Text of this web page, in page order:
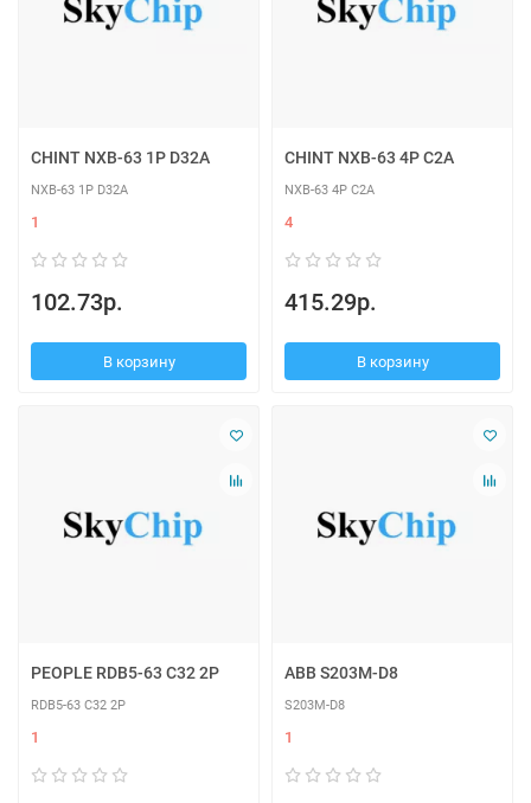
CHINT NXB-63 1P D32A
NXB-63 1P D32A
1
102.73р.
В корзину
CHINT NXB-63 4P C2A
NXB-63 4P C2A
4
415.29р.
В корзину
PEOPLE RDB5-63 C32 2P
RDB5-63 C32 2P
1
ABB S203M-D8
S203M-D8
1